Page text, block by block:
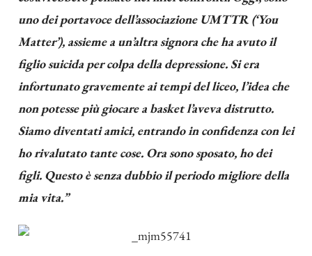
uno dei portavoce dell’associazione UMTTR (‘You
Matter’), assieme a un’altra signora che ha avuto il
figlio suicida per colpa della depressione. Si era
infortunato gravemente ai tempi del liceo, l’idea che
non potesse più giocare a basket l’aveva distrutto.
Siamo diventati amici, entrando in confidenza con lei
ho rivalutato tante cose. Ora sono sposato, ho dei
figli. Questo è senza dubbio il periodo migliore della
mia vita.”